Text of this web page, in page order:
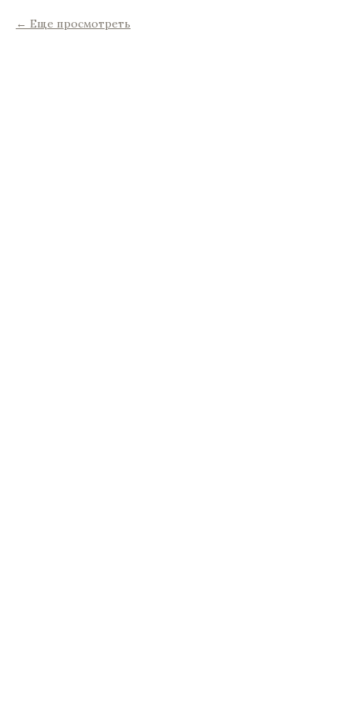
Еще просмотреть